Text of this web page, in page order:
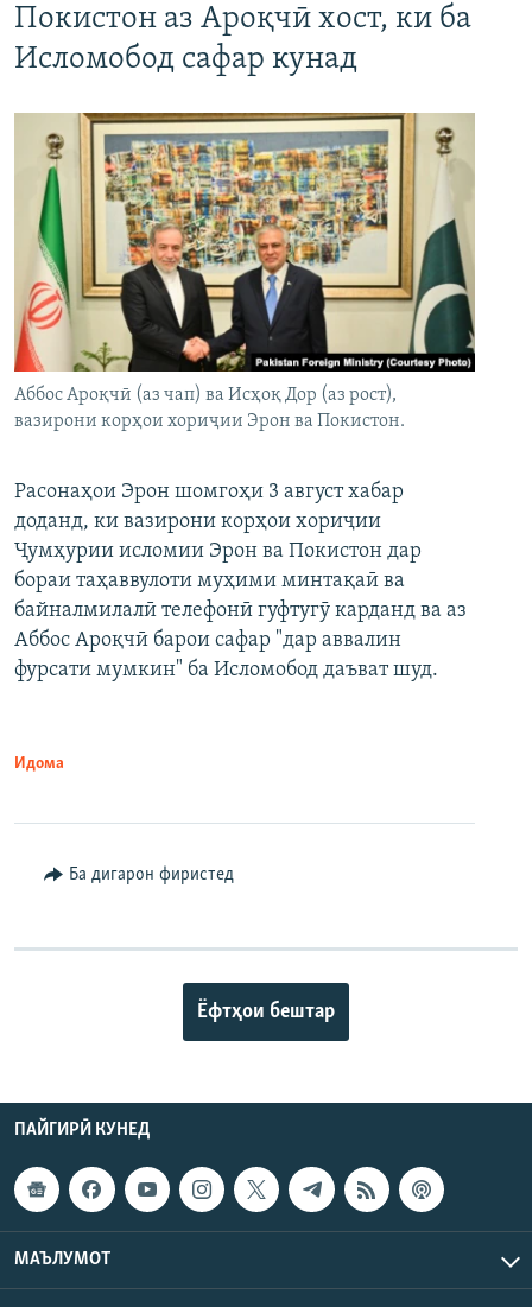
Покистон аз Ароқчӣ хост, ки ба
Исломобод сафар кунад
Аббос Ароқчӣ (аз чап) ва Исҳоқ Дор (аз рост),
вазирони корҳои хориҷии Эрон ва Покистон.
Расонаҳои Эрон шомгоҳи 3 август хабар
доданд, ки вазирони корҳои хориҷии
Ҷумҳурии исломии Эрон ва Покистон дар
бораи таҳаввулоти муҳими минтақаӣ ва
байналмилалӣ телефонӣ гуфтугӯ карданд ва аз
Аббос Ароқчӣ барои сафар "дар аввалин
фурсати мумкин" ба Исломобод даъват шуд.
Идома
Ба дигарон фиристед
Ёфтҳои бештар
ПАЙГИРӢ КУНЕД
МАЪЛУМОТ